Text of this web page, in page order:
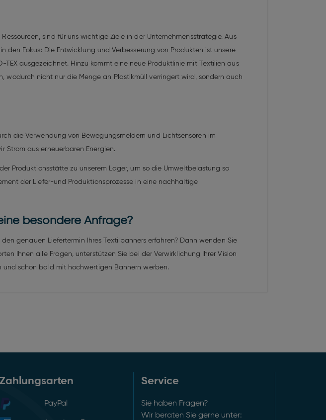
sind für uns wichtige Ziele in der Unternehmensstrategie. Aus
Fokus: Die Entwicklung und Verbesserung von Produkten ist unsere
TEX ausgezeichnet. Hinzu kommt eine neue Produktlinie mit Textilien aus
wodurch nicht nur die Menge an Plastikmüll verringert wird, sondern auch
die Verwendung von Bewegungsmeldern und Lichtsensoren im
Strom aus erneuerbaren Energien.
Produktionsstätte zu unserem Lager, um so die Umweltbelastung so
der Liefer-und Produktionsprozesse in eine nachhaltige
besondere Anfrage?
genauen Liefertermin Ihres Textilbanners erfahren? Dann wenden Sie
Ihnen alle Fragen, unterstützen Sie bei der Verwirklichung Ihrer Vision
und schon bald mit hochwertigen Bannern werben.
Zahlungsarten
PayPal
Service
Sie haben Fragen?
Wir beraten Sie gerne unter: